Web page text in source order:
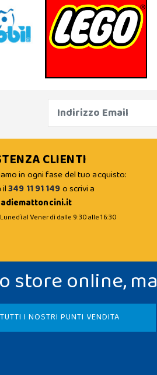
CLIENTI
in ogni fase del tuo acquisto:
il349 11 91 149o scrivi a
al Venerdì dalle 9:30 alle 16:30
store online, ma
I NOSTRI PUNTI VENDITA